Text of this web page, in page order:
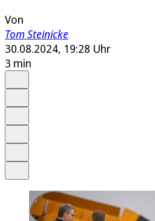
Von
Tom Steinicke
30.08.2024, 19:28 Uhr
3 min